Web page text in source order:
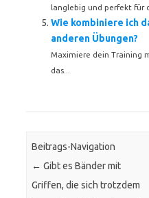
langlebig und perfekt für
Wie kombiniere ich
anderen Übungen?
Maximiere dein Training
das...
Beitrags-Navigation
← Gibt es Bänder mit
Griffen, die sich trotzdem